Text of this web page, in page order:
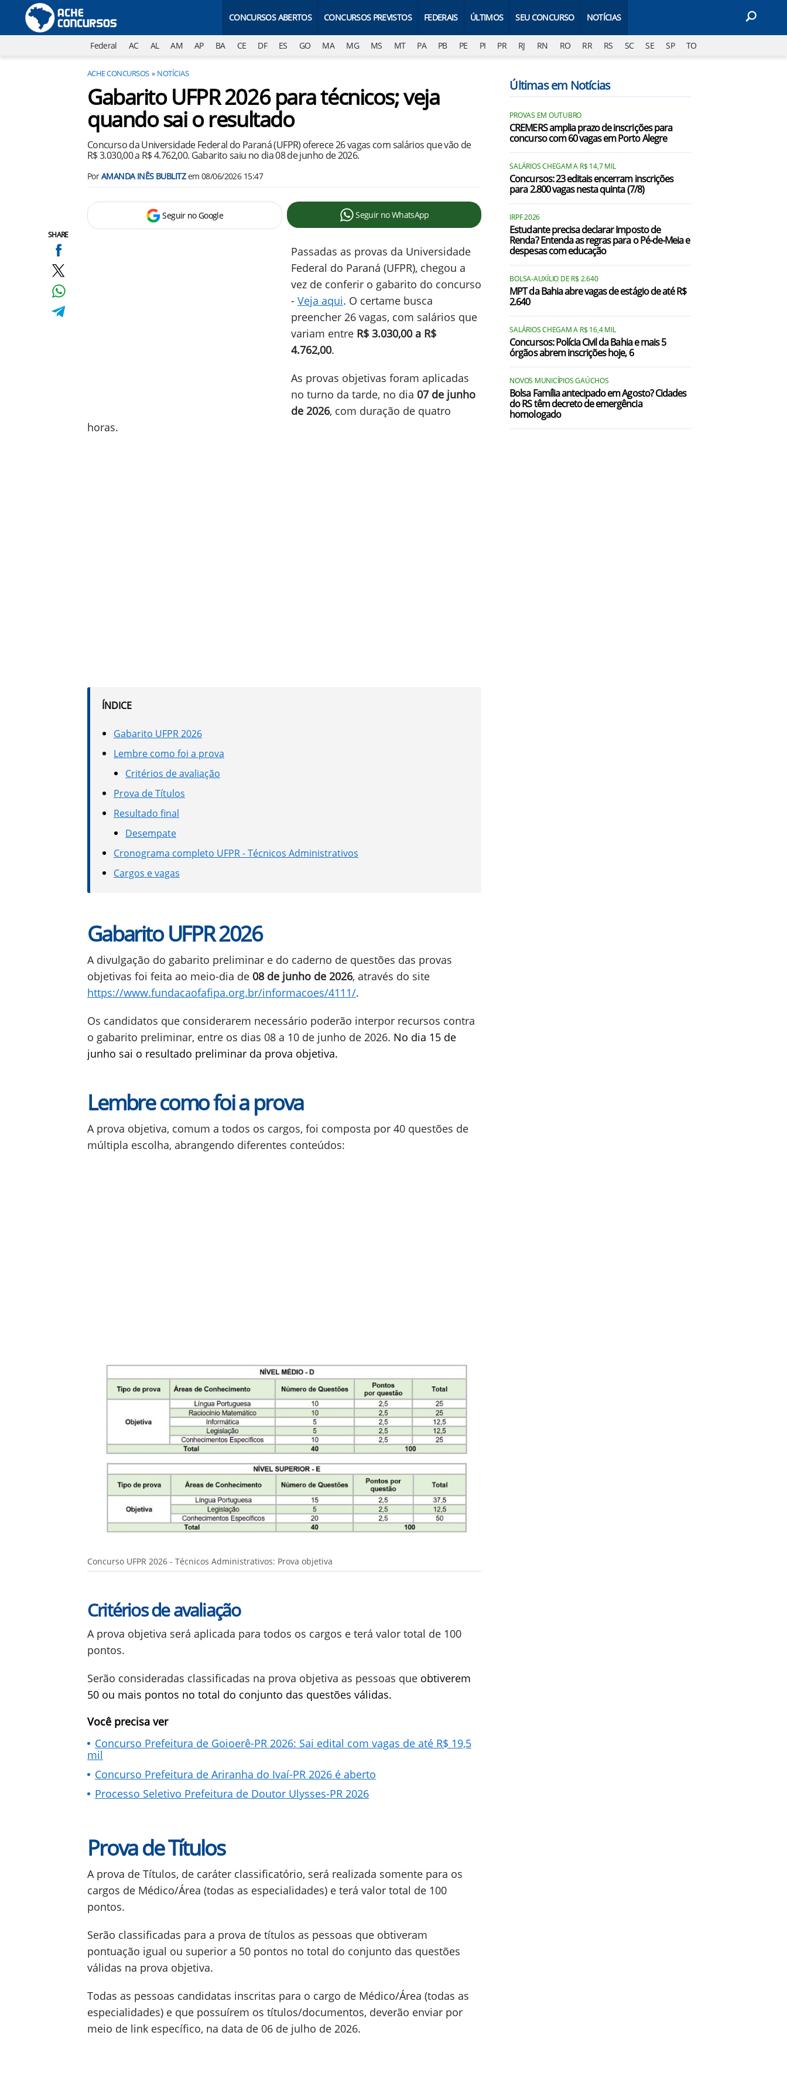
CONCURSOS ABERTOS CONCURSOS PREVISTOS FEDERAIS ÚLTIMOS SEU CONCURSO NOTÍCIAS
Federal AC AL AM AP BA CE DF ES GO MA MG MS MT PA PB PE PI PR RJ RN RO RR RS SC SE SP TO
ACHE CONCURSOS NOTÍCIAS
SHARE
Gabarito UFPR 2026 para técnicos; veja
quando sai o resultado
Concurso da Universidade Federal do Paraná (UFPR) oferece 26 vagas com salários que vão de
R$ 3.030,00 a R$ 4.762,00. Gabarito saiu no dia 08 de junho de 2026.
PorAMANDA INÊS BUBLITZem 08/06/2026 15:47
Seguir no Google Seguir no WhatsApp
Passadas as provas da Universidade
Federal do Paraná (UFPR), chegou a
vez de conferir o gabarito do concurso
- Veja aqui. O certame busca
preencher 26 vagas, com salários que
variam entre R$ 3.030,00 a R$
4.762,00.
As provas objetivas foram aplicadas
no turno da tarde, no dia 07 de junho
de 2026, com duração de quatro
horas.
ÍNDICE
Gabarito UFPR 2026
Lembre como foi a prova
Critérios de avaliação
Prova de Títulos
Resultado final
Desempate
Cronograma completo UFPR - Técnicos Administrativos
Cargos e vagas
Gabarito UFPR 2026
A divulgação do gabarito preliminar e do caderno de questões das provas
objetivas foi feita ao meio-dia de 08 de junho de 2026, através do site
https://www.fundacaofafipa.org.br/informacoes/4111/.
Os candidatos que considerarem necessário poderão interpor recursos contra
o gabarito preliminar, entre os dias 08 a 10 de junho de 2026. No dia 15 de
junho sai o resultado preliminar da prova objetiva.
Lembre como foi a prova
A prova objetiva, comum a todos os cargos, foi composta por 40 questões de
múltipla escolha, abrangendo diferentes conteúdos:
Concurso UFPR 2026 - Técnicos Administrativos: Prova objetiva
Critérios de avaliação
A prova objetiva será aplicada para todos os cargos e terá valor total de 100
pontos.
Serão consideradas classificadas na prova objetiva as pessoas que obtiverem
50 ou mais pontos no total do conjunto das questões válidas.
Você precisa ver
Concurso Prefeitura de Goioerê-PR 2026: Sai edital com vagas de até R$ 19,5
mil
Concurso Prefeitura de Ariranha do Ivaí-PR 2026 é aberto
Processo Seletivo Prefeitura de Doutor Ulysses-PR 2026
Prova de Títulos
A prova de Títulos, de caráter classificatório, será realizada somente para os
cargos de Médico/Área (todas as especialidades) e terá valor total de 100
pontos.
Serão classificadas para a prova de títulos as pessoas que obtiveram
pontuação igual ou superior a 50 pontos no total do conjunto das questões
válidas na prova objetiva.
Todas as pessoas candidatas inscritas para o cargo de Médico/Área (todas as
especialidades) e que possuírem os títulos/documentos, deverão enviar por
meio de link específico, na data de 06 de julho de 2026.
Últimas em Notícias
PROVAS EM OUTUBRO
CREMERS amplia prazo de inscrições para
concurso com 60 vagas em Porto Alegre
SALÁRIOS CHEGAM A R$ 14,7 MIL
Concursos: 23 editais encerram inscrições
para 2.800 vagas nesta quinta (7/8)
IRPF 2026
Estudante precisa declarar Imposto de
Renda? Entenda as regras para o Pé-de-Meia e
despesas com educação
BOLSA-AUXÍLIO DE R$ 2.640
MPT da Bahia abre vagas de estágio de até R$
2.640
SALÁRIOS CHEGAM A R$ 16,4 MIL
Concursos: Polícia Civil da Bahia e mais 5
órgãos abrem inscrições hoje, 6
NOVOS MUNICÍPIOS GAÚCHOS
Bolsa Família antecipado em Agosto? Cidades
do RS têm decreto de emergência
homologado